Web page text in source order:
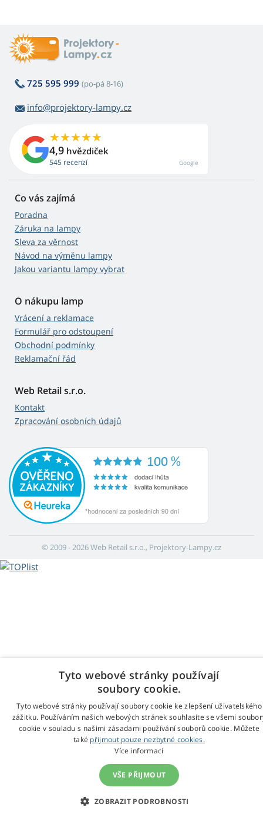
725 595 999 (po-pá 8-16)
info@projektory-lampy.cz
4,9 hvězdiček
545 recenzí Google
Co vás zajímá
Poradna
Záruka na lampy
Sleva za věrnost
Návod na výměnu lampy
Jakou variantu lampy vybrat
O nákupu lamp
Vrácení a reklamace
Formulář pro odstoupení
Obchodní podmínky
Reklamační řád
Web Retail s.r.o.
Kontakt
Zpracování osobních údajů
© 2009 - 2026 Web Retail s.r.o., Projektory-Lampy.cz
Tyto webové stránky používají
soubory cookie.
Tyto webové stránky používají soubory cookie ke zlepšení uživatelského
zážitku. Používáním našich webových stránek souhlasíte se všemi
cookie v souladu s našimi zásadami používání souborů cookie. Můžete
také přijmout pouze nezbytné cookies.
Více informací
VŠE PŘIJMOUT
ZOBRAZIT PODROBNOSTI